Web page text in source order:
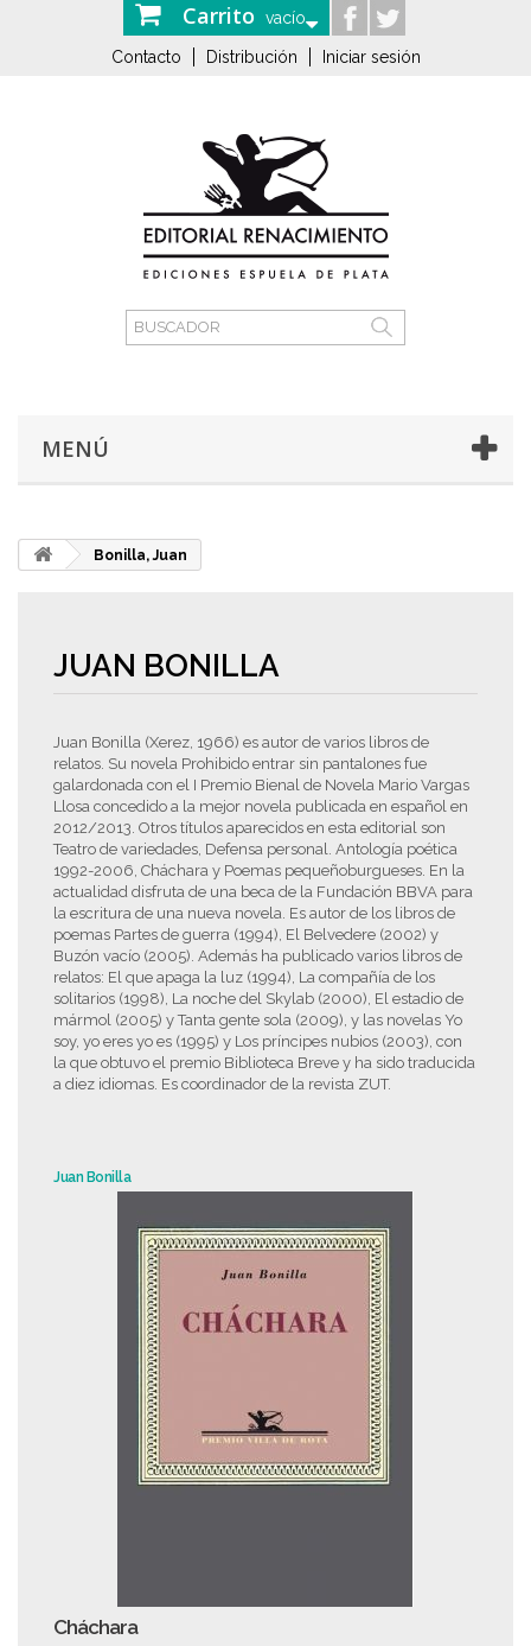
Carrito vacío
Contacto Distribución Iniciar sesión
MENÚ
Bonilla, Juan
JUAN BONILLA
Juan Bonilla (Xerez, 1966) es autor de varios libros de
relatos. Su novela Prohibido entrar sin pantalones fue
galardonada con el I Premio Bienal de Novela Mario Vargas
Llosa concedido a la mejor novela publicada en español en
2012/2013. Otros títulos aparecidos en esta editorial son
Teatro de variedades, Defensa personal. Antología poética
1992-2006, Cháchara y Poemas pequeñoburgueses. En la
actualidad disfruta de una beca de la Fundación BBVA para
la escritura de una nueva novela. Es autor de los libros de
poemas Partes de guerra (1994), El Belvedere (2002) y
Buzón vacío (2005). Además ha publicado varios libros de
relatos: El que apaga la luz (1994), La compañía de los
solitarios (1998), La noche del Skylab (2000), El estadio de
mármol (2005) y Tanta gente sola (2009), y las novelas Yo
soy, yo eres yo es (1995) y Los príncipes nubios (2003), con
la que obtuvo el premio Biblioteca Breve y ha sido traducida
a diez idiomas. Es coordinador de la revista ZUT.
Juan Bonilla
Cháchara